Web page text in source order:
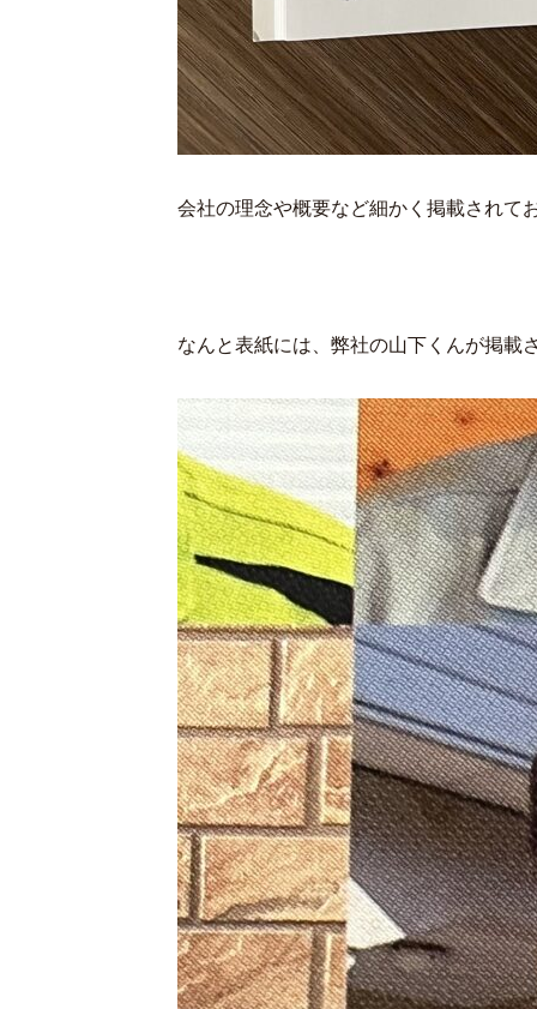
会社の理念や概要など細かく掲載されて
なんと表紙には、弊社の山下くんが掲載